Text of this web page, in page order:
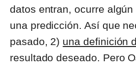
datos entran, ocurre
una predicción. Así que
pasado, 2) una definición
resultado deseado. Pero